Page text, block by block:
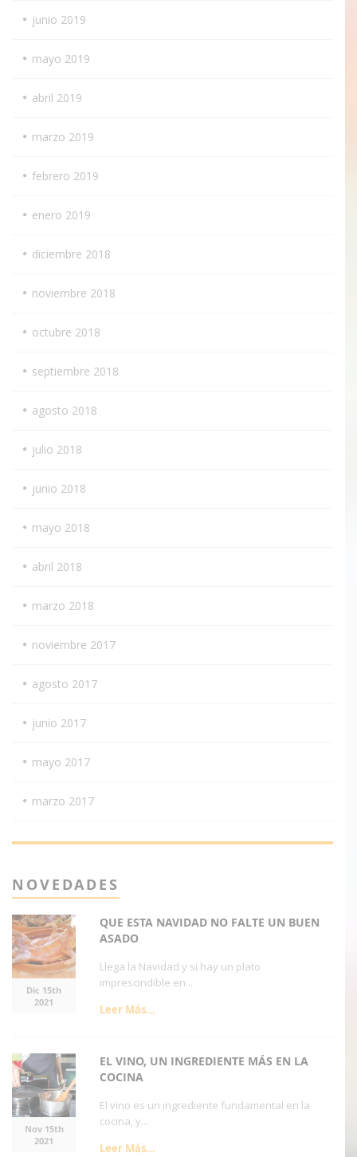
junio 2019
mayo 2019
abril 2019
marzo 2019
febrero 2019
enero 2019
diciembre 2018
noviembre 2018
octubre 2018
septiembre 2018
agosto 2018
julio 2018
junio 2018
mayo 2018
abril 2018
marzo 2018
noviembre 2017
agosto 2017
junio 2017
mayo 2017
marzo 2017
NOVEDADES
Dic 15th
2021
QUE ESTA NAVIDAD NO FALTE UN BUEN
ASADO
Llega la Navidad y si hay un plato
imprescindible en...
Leer Más...
Nov 15th
2021
EL VINO, UN INGREDIENTE MÁS EN LA
COCINA
El vino es un ingrediente fundamental en la
cocina, y...
Leer Más...